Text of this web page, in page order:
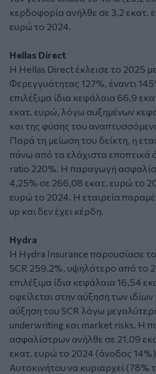
κερδοφορία ανήλθε σε 3,2 εκατ.
ευρώ το 2024.
Hellas Direct
Η Hellas Direct έκλεισε το 2025
Φερεγγυότητας 127%, έναντι
επιλέξιμα ίδια κεφάλαια 66,9
εκατ. ευρώ, λόγω αυξημένων
και της φύσης του
Παρά τη μείωση του δείκτη, η
πάνω από τα ελάχιστα εποπτικά
ratio 220%. H παραγωγή
4,25% σε 266,08 εκατ. ευρώ το
ευρώ το 2024. Η εταιρεία
up και δεν έχει κέρδη.
Hydra
Η Hydra Insurance παρουσίασε
SCR 259,2%, υψηλότερο από το
επιλέξιμα ίδια κεφάλαια 16,54
οφείλεται στην αύξηση των
αύξηση του SCR λόγω
underwriting και market risks. H
ασφαλίστρων ανήλθε σε 21,09
εκατ. ευρώ το 2024 (άνοδος
Αυτοκινήτου να κυριαρχεί (78%